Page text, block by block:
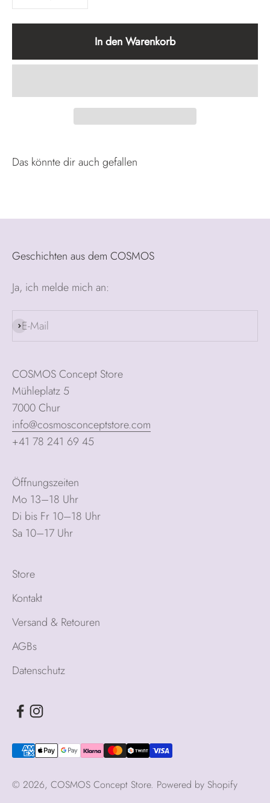
In den Warenkorb
Geschichten aus dem COSMOS
Ja, ich melde mich an:
E-Mail
Abonnieren
COSMOS Concept Store
Mühleplatz 5
7000 Chur
info@cosmosconceptstore.com
+41 78 241 69 45
Öffnungszeiten
Mo 13–18 Uhr
Di bis Fr 10–18 Uhr
Sa 10–17 Uhr
Store
Kontakt
Versand & Retouren
AGBs
Datenschutz
© 2026, COSMOS Concept Store. Powered by Shopify